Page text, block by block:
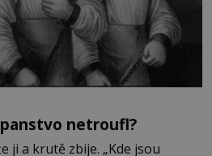
netroufl?
ji a krutě zbije. „Kde jsou